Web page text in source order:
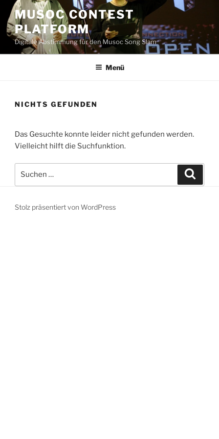
Zum
Inhalt
springen
MUSOC CONTEST
PLATFORM
Digitale Abstimmung für den Musoc Song Slam
Menü
NICHTS GEFUNDEN
Das Gesuchte konnte leider nicht gefunden werden.
Vielleicht hilft die Suchfunktion.
nach:
Stolz präsentiert von WordPress